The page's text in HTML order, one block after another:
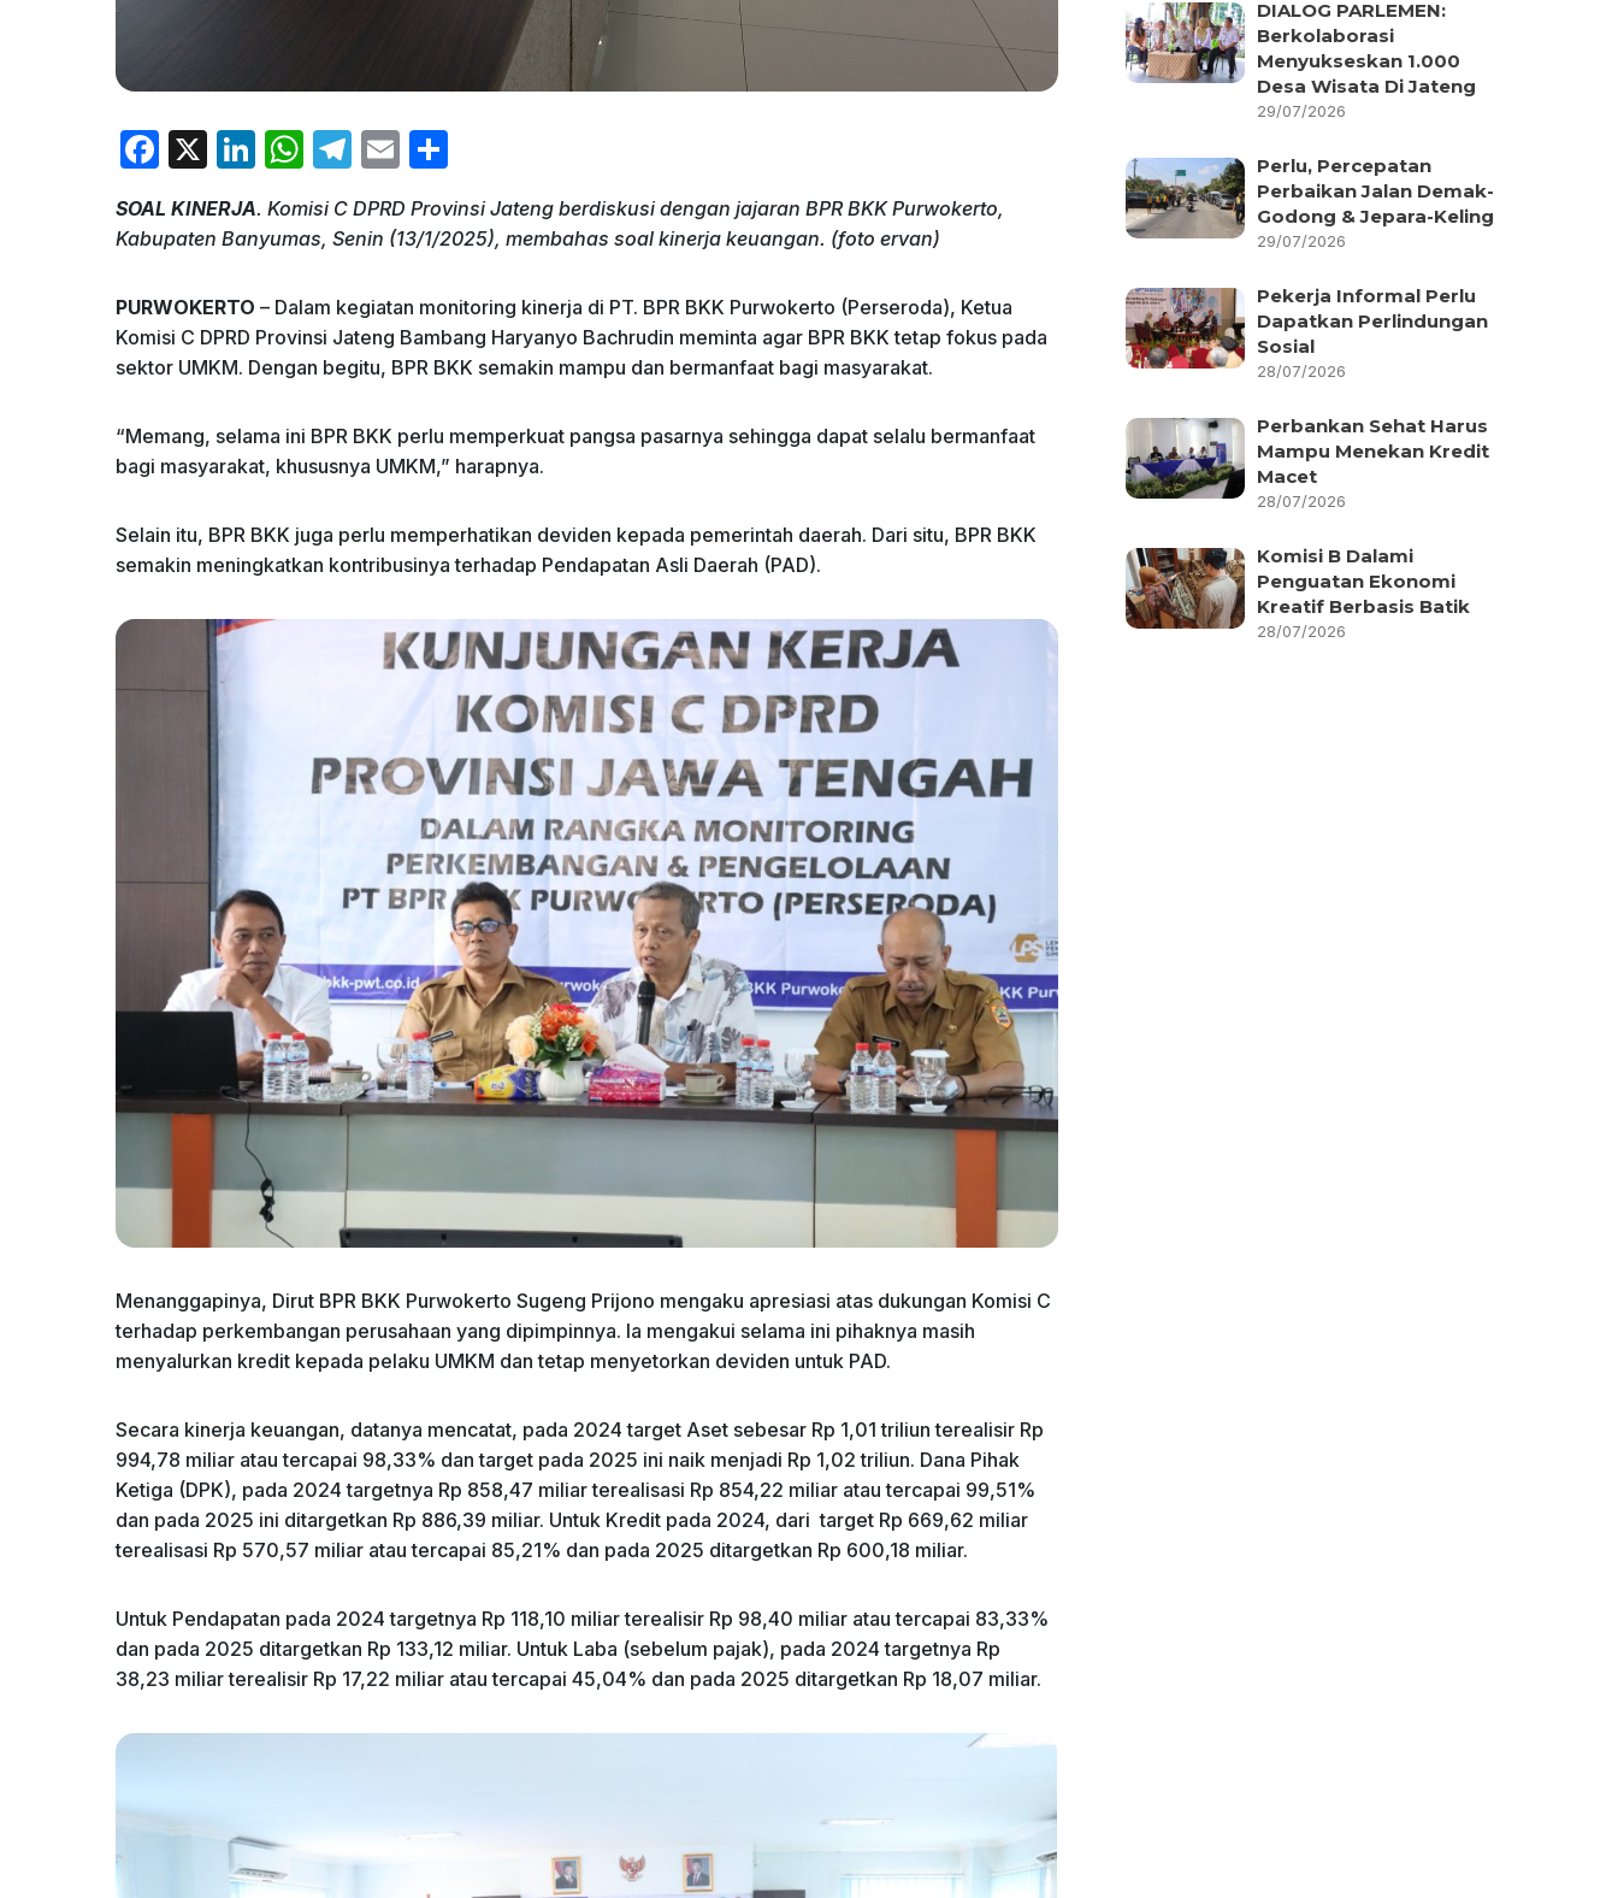
F
c
e
b
o
o
X
Li
k
e
dI
n
W
at
s
A
p
p
T
e
a
m
E
ai ar
SOAL KINERJA. Komisi C DPRD Provinsi Jateng berdiskusi dengan jajaran BPR BKK Purwokerto,
Kabupaten Banyumas, Senin (13/1/2025), membahas soal kinerja keuangan. (foto ervan)
PURWOKERTO – Dalam kegiatan monitoring kinerja di PT. BPR BKK Purwokerto (Perseroda), Ketua
Komisi C DPRD Provinsi Jateng Bambang Haryanyo Bachrudin meminta agar BPR BKK tetap fokus pada
sektor UMKM. Dengan begitu, BPR BKK semakin mampu dan bermanfaat bagi masyarakat.
“Memang, selama ini BPR BKK perlu memperkuat pangsa pasarnya sehingga dapat selalu bermanfaat
bagi masyarakat, khususnya UMKM,” harapnya.
Selain itu, BPR BKK juga perlu memperhatikan deviden kepada pemerintah daerah. Dari situ, BPR BKK
semakin meningkatkan kontribusinya terhadap Pendapatan Asli Daerah (PAD).
Menanggapinya, Dirut BPR BKK Purwokerto Sugeng Prijono mengaku apresiasi atas dukungan Komisi C
terhadap perkembangan perusahaan yang dipimpinnya. Ia mengakui selama ini pihaknya masih
menyalurkan kredit kepada pelaku UMKM dan tetap menyetorkan deviden untuk PAD.
Secara kinerja keuangan, datanya mencatat, pada 2024 target Aset sebesar Rp 1,01 triliun terealisir Rp
994,78 miliar atau tercapai 98,33% dan target pada 2025 ini naik menjadi Rp 1,02 triliun. Dana Pihak
Ketiga (DPK), pada 2024 targetnya Rp 858,47 miliar terealisasi Rp 854,22 miliar atau tercapai 99,51%
dan pada 2025 ini ditargetkan Rp 886,39 miliar. Untuk Kredit pada 2024, dari target Rp 669,62 miliar
terealisasi Rp 570,57 miliar atau tercapai 85,21% dan pada 2025 ditargetkan Rp 600,18 miliar.
Untuk Pendapatan pada 2024 targetnya Rp 118,10 miliar terealisir Rp 98,40 miliar atau tercapai 83,33%
dan pada 2025 ditargetkan Rp 133,12 miliar. Untuk Laba (sebelum pajak), pada 2024 targetnya Rp
38,23 miliar terealisir Rp 17,22 miliar atau tercapai 45,04% dan pada 2025 ditargetkan Rp 18,07 miliar.
DIALOG PARLEMEN:
Berkolaborasi
Menyukseskan 1.000
Desa Wisata Di Jateng
29/07/2026
Perlu, Percepatan
Perbaikan Jalan Demak-
Godong & Jepara-Keling
29/07/2026
Pekerja Informal Perlu
Dapatkan Perlindungan
Sosial
28/07/2026
Perbankan Sehat Harus
Mampu Menekan Kredit
Macet
28/07/2026
Komisi B Dalami
Penguatan Ekonomi
Kreatif Berbasis Batik
28/07/2026